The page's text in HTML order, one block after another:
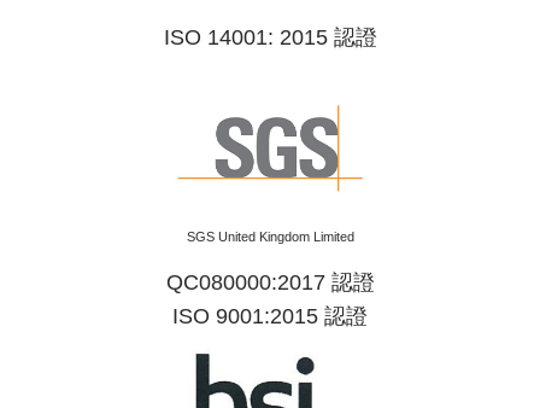
ISO 14001: 2015 認證
SGS United Kingdom Limited
QC080000:2017 認證
ISO 9001:2015 認證